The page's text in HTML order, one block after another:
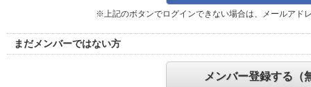
※上記のボタンでログインできない場合は、メールアド
まだメンバーではない方
メンバー登録する（